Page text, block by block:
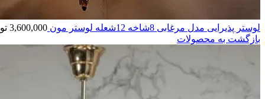
لوستر پذیرایی مدل مرغابی 8شاخه 12شعله لوستر مون 3,600,000
بازگشت به محصولات